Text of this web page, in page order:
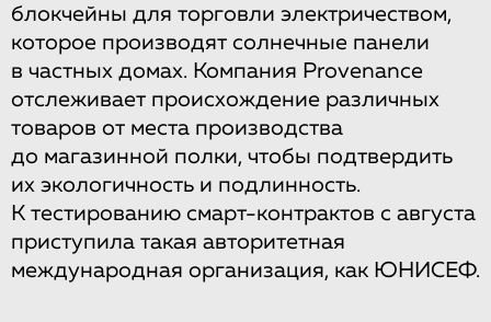
блокчейны для торговли электричеством,
которое производят солнечные панели
в частных домах. Компания Provenance
отслеживает происхождение различных
товаров от места производства
до магазинной полки, чтобы подтвердить
их экологичность и подлинность.
К тестированию смарт-контрактов с августа
приступила такая авторитетная
международная организация, как ЮНИСЕФ.